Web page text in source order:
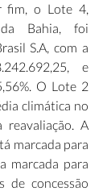
fim, o Lote 4,
Bahia, foi
S.A, com a
e
O Lote 2
climática no
reavaliação. A
marcada para
marcada para
de concessão